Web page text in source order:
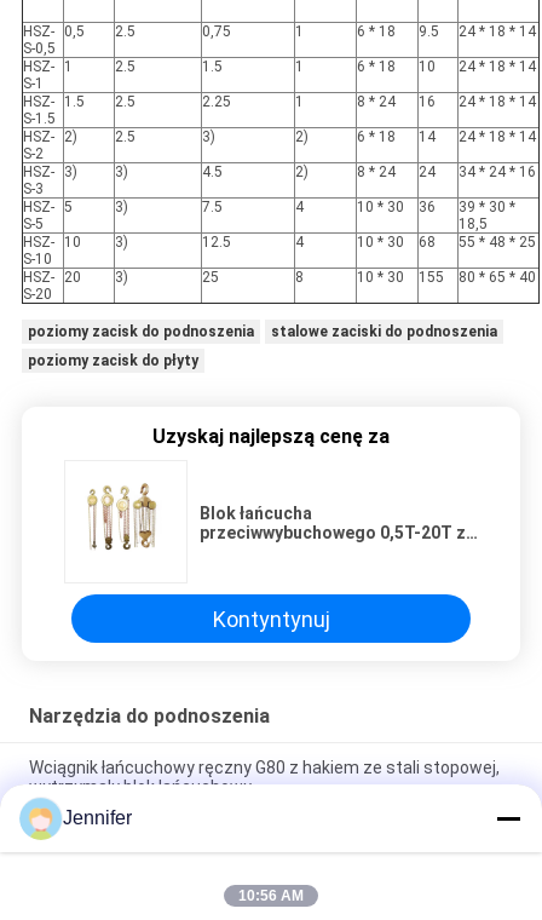
HSZ-
S-0,5
0,5 2.5 0,75 1 6 * 18 9.5 24 * 18 * 14
HSZ-
S-1
1 2.5 1.5 1 6 * 18 10 24 * 18 * 14
HSZ-
S-1.5
1.5 2.5 2.25 1 8 * 24 16 24 * 18 * 14
HSZ-
S-2
2) 2.5 3) 2) 6 * 18 14 24 * 18 * 14
HSZ-
S-3
3) 3) 4.5 2) 8 * 24 24 34 * 24 * 16
HSZ-
S-5
5 3) 7.5 4 10 * 30 36
39 * 30 *
18,5
HSZ-
S-10
10 3) 12.5 4 10 * 30 68 55 * 48 * 25
HSZ-
S-20
20 3) 25 8 10 * 30 155 80 * 65 * 40
poziomy zacisk do podnoszenia
stalowe zaciski do podnoszenia
poziomy zacisk do płyty
Uzyskaj najlepszą cenę za
Blok łańcucha
przeciwwybuchowego 0,5T-20T z
górnictwa
Kontyntynuj
Narzędzia do podnoszenia
Wciągnik łańcuchowy ręczny G80 z hakiem ze stali stopowej,
wytrzymały blok łańcuchowy
Stały automatyczny podnośnik magnetyczny 1 tona - 5 ton
Temperatura pracy ＜ 80 ℃
Podwójny zacisk do blachy stalowej do pojedynczych lub wielu
Jennifer
10:56 AM